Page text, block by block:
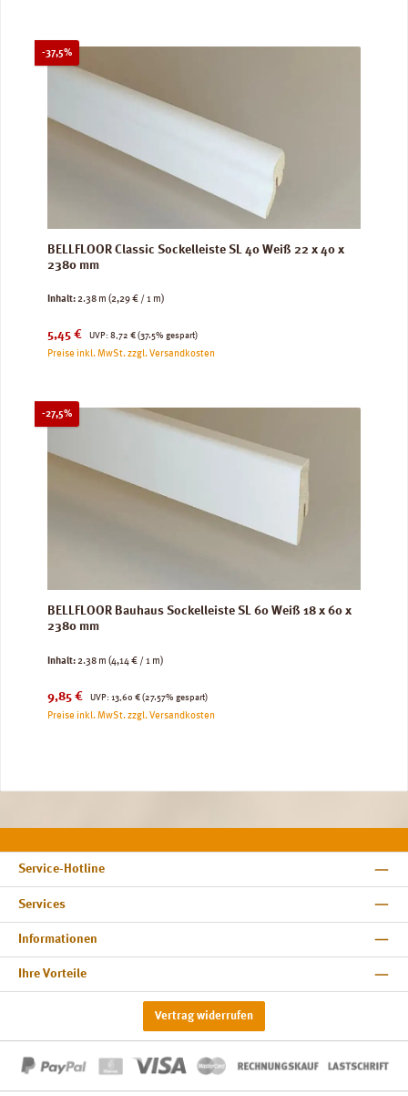
-37,5%Rabatt
BELLFLOOR Classic Sockelleiste SL 40 Weiß 22 x 40 x
2380 mm
Inhalt:2.38 m (2,29 € / 1 m)
Verkaufspreis:
5,45 € UVP:
Regulärer Preis:
8,72 € (37.5% gespart)
Preise inkl. MwSt. zzgl. Versandkosten
-27,5%Rabatt
BELLFLOOR Bauhaus Sockelleiste SL 60 Weiß 18 x 60 x
2380 mm
Inhalt:2.38 m (4,14 € / 1 m)
Verkaufspreis:
9,85 € UVP:
Regulärer Preis:
13,60 € (27.57% gespart)
Preise inkl. MwSt. zzgl. Versandkosten
Service-Hotline
Services
Informationen
Ihre Vorteile
Vertrag widerrufen